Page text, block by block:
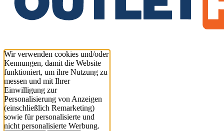
Wir verwenden cookies und/oder
Kennungen, damit die Website
funktioniert, um ihre Nutzung zu
messen und mit Ihrer
Einwilligung zur
Personalisierung von Anzeigen
(einschließlich Remarketing)
sowie für personalisierte und
nicht personalisierte Werbung.